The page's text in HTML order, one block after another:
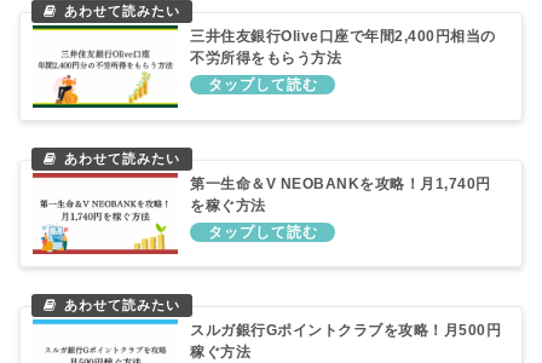
三井住友銀行Olive口座で年間2,400円相当の
不労所得をもらう方法
第一生命＆V NEOBANKを攻略！月1,740円
を稼ぐ方法
スルガ銀行Gポイントクラブを攻略！月500円
稼ぐ方法